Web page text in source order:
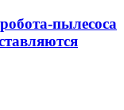
пылесоса